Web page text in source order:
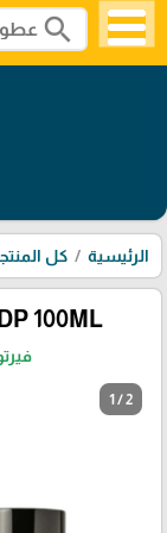
search
الرئيسية كل
100ML
1 / 2